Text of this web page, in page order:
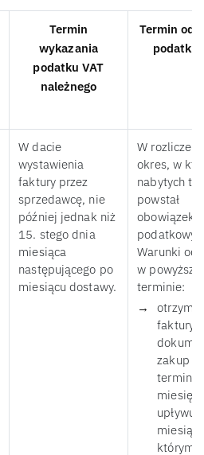
Termin
wykazania
podatku VAT
należnego
Termin
podatku
W dacie
wystawienia
faktury przez
sprzedawcę, nie
później jednak niż
15. stego dnia
miesiąca
następującego po
miesiącu dostawy.
W
okres, w
nabytych
powstał
obowiązek
podatkowy.
Warunki
w
terminie:
faktury
zakup w
upływu
którym